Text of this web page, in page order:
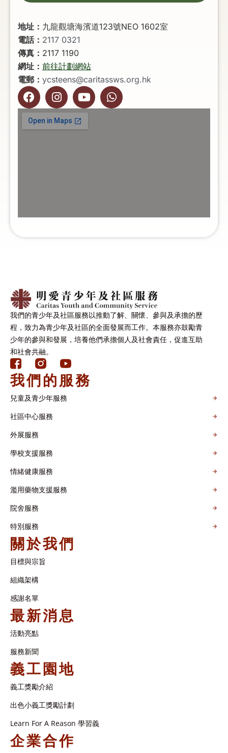
地址： 九龍觀塘海濱道123號NEO 1602室
電話： 2117 0321
傳真： 2117 1190
網址： 前往計劃網站
電郵： ycsteens@caritassws.org.hk
我們的青少年及社區服務以推動了解、關懷、參與及承擔的歷
程，致力為青少年及社區的全面發展而工作。本服務亦鼓勵青
少年的參與和發展，培養他們承擔個人及社會責任，促進互助
和社會共融。
我們的服務
兒童及青少年服務
社區中心服務
外展服務
學校支援服務
情緒健康服務
濫用藥物支援服務
院舍服務
特別服務
關於我們
目標與宗旨
組織架構​
感謝名單​
最新消息
活動亮點
服務新聞
義工園地
義工獎勵介紹
出色小義工獎勵計劃
Learn For A Reason 學習義
企業合作